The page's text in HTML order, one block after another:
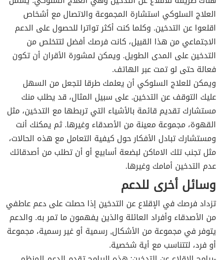
العلاج السلوكي استشارة المجموعة والاتصال مع أشخاص
اقلعوا عن التدخين. وكلما كنت أكثر تواترا للحصول على الدعم
الاجتماعي من هذا القبيل، كانت فرصك أفضل لتتخلص من
التدخين على المدى الطويل. ويمكن لمشورة الأقران أن تكون
فعالة حتى لو تمت عبر الهاتف.
ويمكن للعلاج السلوكي أن يعلمك طرقا لتجعل من السهل
عليك التوقف عن التدخين. على سبيل المثال، قد يطلب منك
مستشارك تقديم قائمة بالأشياء التي تربطها مع التدخين، مثل
القهوة، مجموعة معينة من الأصدقاء وغيرها. ثم يمكنك أنت
ومستشارك تبادل الأفكار حول كيفية التعامل مع هذه الحالات،
مثل تجنب تلك الاماكن لبضعة أسابيع أو أن تطلب من أصدقائك
عدم التدخين أمامك وغيرها.
وسائل أخرى للدعم
تزداد فرصك في الإقلاع عن التدخين إذا حصلت على دعم عاطفي
من الأصدقاء وأفراد العائلة والذين يفهمون ما تمر به. والدعم
يتوفر في مجموعة من الأشكال, رسمية أو غير رسمية، مجموعة
أو فرد، لتتناسب مع أية شخصية.